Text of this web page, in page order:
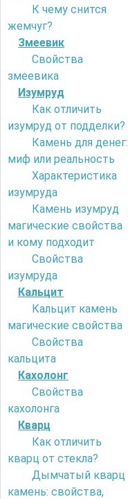
К чему снится
жемчуг?
Змеевик
Свойства
змеевика
Изумруд
Как отличить
изумруд от подделки?
Камень для денег:
миф или реальность
Характеристика
изумруда
Камень изумруд
магические свойства
и кому подходит
Свойства
изумруда
Кальцит
Кальцит камень
магические свойства
Свойства
кальцита
Кахолонг
Свойства
кахолонга
Кварц
Как отличить
кварц от стекла?
Дымчатый кварц
камень: свойства,